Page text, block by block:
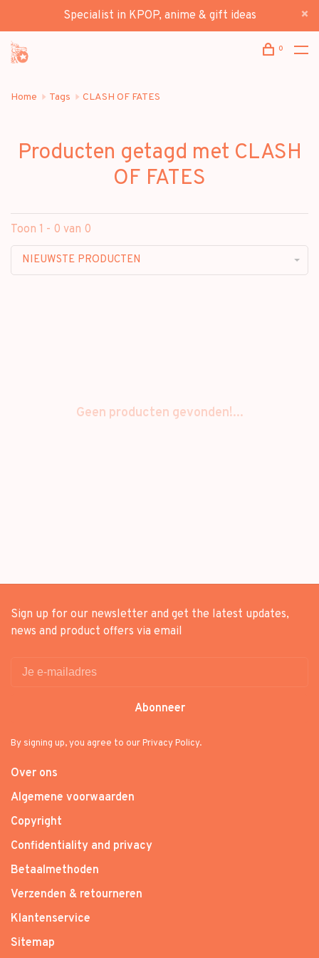
Specialist in KPOP, anime & gift ideas
0
Home Tags CLASH OF FATES
Producten getagd met CLASH
OF FATES
Toon 1 - 0 van 0
NIEUWSTE PRODUCTEN
Geen producten gevonden!...
Sign up for our newsletter and get the latest updates,
news and product offers via email
Abonneer
By signing up, you agree to our Privacy Policy.
Over ons
Algemene voorwaarden
Copyright
Confidentiality and privacy
Betaalmethoden
Verzenden & retourneren
Klantenservice
Sitemap